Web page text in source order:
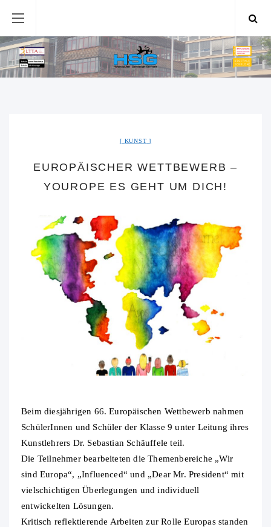
KUNST
EUROPÄISCHER WETTBEWERB –
YOUROPE ES GEHT UM DICH!
Beim diesjährigen 66. Europäischen Wettbewerb nahmen
SchülerInnen und Schüler der Klasse 9 unter Leitung ihres
Kunstlehrers Dr. Sebastian Schäuffele teil.
Die Teilnehmer bearbeiteten die Themenbereiche „Wir
sind Europa“, „Influenced“ und „Dear Mr. President“ mit
vielschichtigen Überlegungen und individuell
entwickelten Lösungen.
Kritisch reflektierende Arbeiten zur Rolle Europas standen